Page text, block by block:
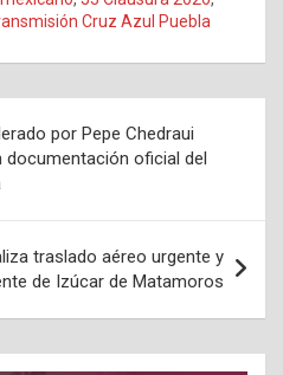
Cruz Azul Puebla
por Pepe Chedraui
documentación oficial del
traslado aéreo urgente y
de Izúcar de Matamoros